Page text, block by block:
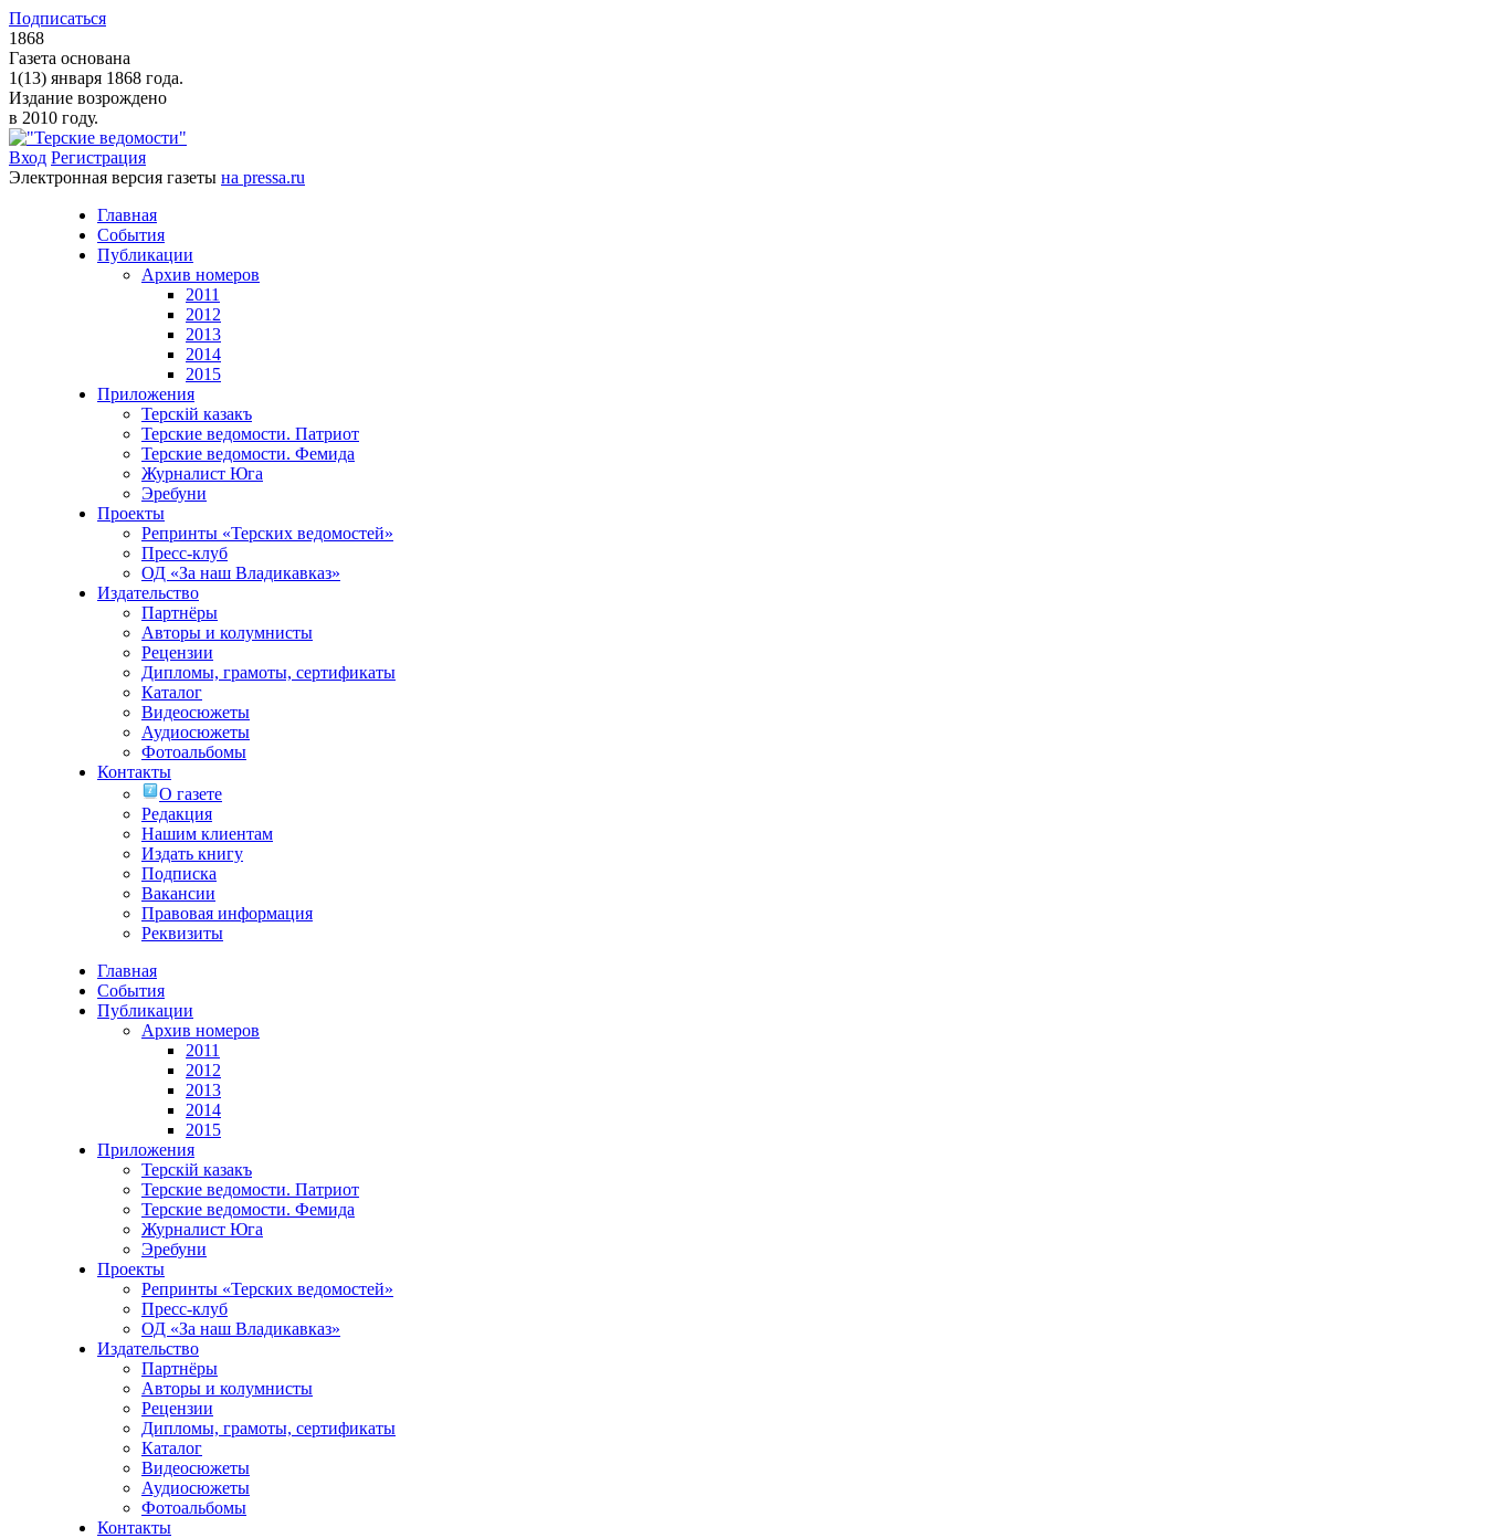
Подписаться
1868
Газета основана
1(13) января 1868 года.
Издание возрождено
в 2010 году.
Вход Регистрация
Электронная версия газеты на pressa.ru
Главная
События
Публикации
Архив номеров
2011
2012
2013
2014
2015
Приложения
Терскiй казакъ
Терские ведомости. Патриот
Терские ведомости. Фемида
Журналист Юга
Эребуни
Проекты
Репринты «Терских ведомостей»
Пресс-клуб
ОД «За наш Владикавказ»
Издательство
Партнёры
Авторы и колумнисты
Рецензии
Дипломы, грамоты, сертификаты
Каталог
Видеосюжеты
Аудиосюжеты
Фотоальбомы
Контакты
О газете
Редакция
Нашим клиентам
Издать книгу
Подписка
Вакансии
Правовая информация
Реквизиты
Главная
События
Публикации
Архив номеров
2011
2012
2013
2014
2015
Приложения
Терскiй казакъ
Терские ведомости. Патриот
Терские ведомости. Фемида
Журналист Юга
Эребуни
Проекты
Репринты «Терских ведомостей»
Пресс-клуб
ОД «За наш Владикавказ»
Издательство
Партнёры
Авторы и колумнисты
Рецензии
Дипломы, грамоты, сертификаты
Каталог
Видеосюжеты
Аудиосюжеты
Фотоальбомы
Контакты